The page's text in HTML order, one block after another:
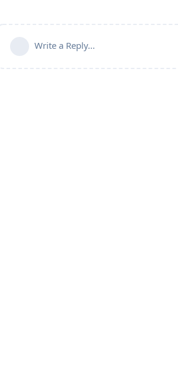
Write a Reply...